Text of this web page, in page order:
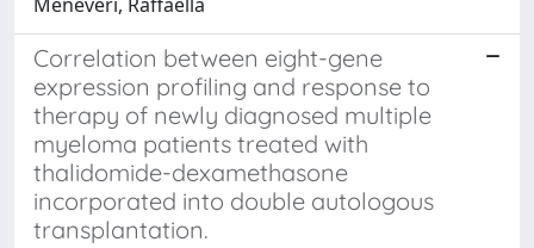
Correlation between eight-gene
expression profiling and response to
therapy of newly diagnosed multiple
myeloma patients treated with
thalidomide-dexamethasone
incorporated into double autologous
transplantation.